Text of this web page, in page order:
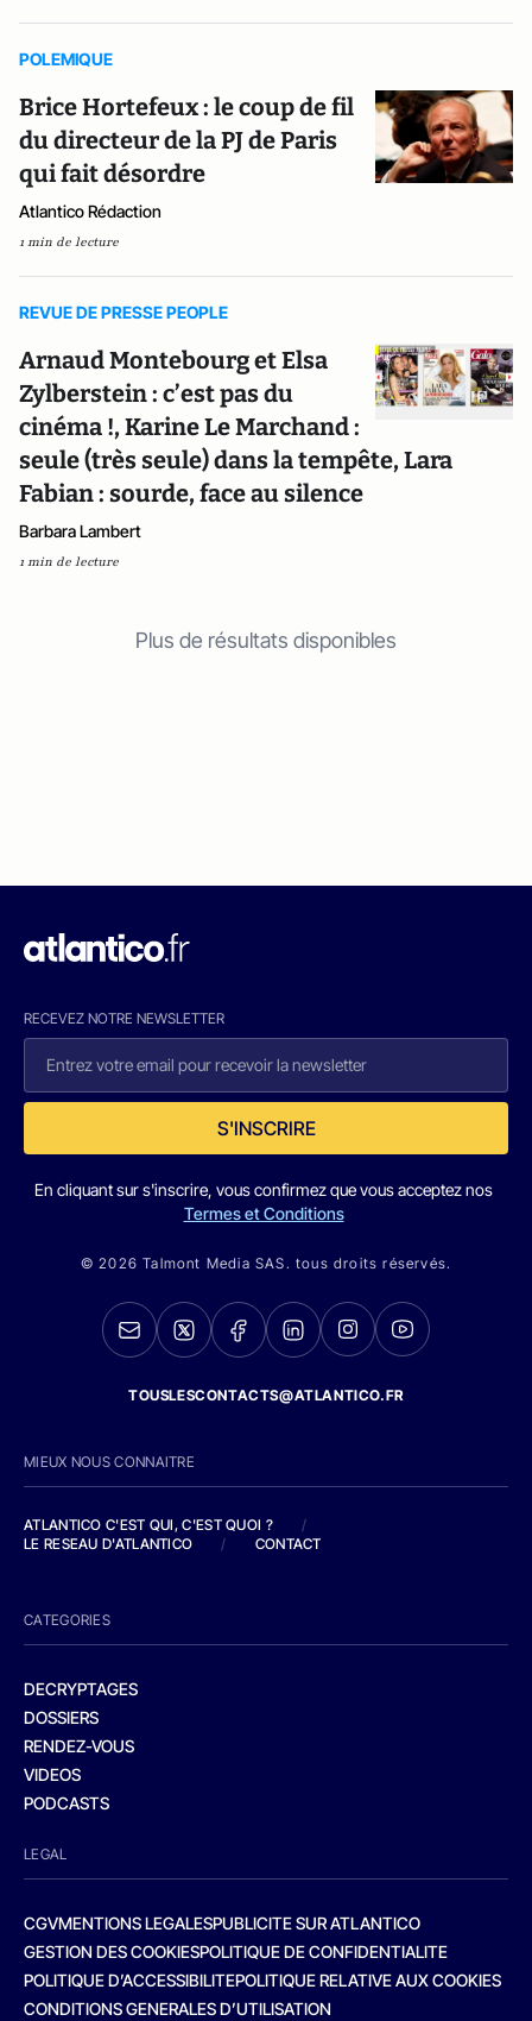
POLEMIQUE
Brice Hortefeux : le coup de fil
du directeur de la PJ de Paris
qui fait désordre
Atlantico Rédaction
1 min de lecture
REVUE DE PRESSE PEOPLE
Arnaud Montebourg et Elsa
Zylberstein : c’est pas du
cinéma !, Karine Le Marchand :
seule (très seule) dans la tempête, Lara
Fabian : sourde, face au silence
Barbara Lambert
1 min de lecture
Plus de résultats disponibles
RECEVEZ NOTRE NEWSLETTER
S'INSCRIRE
En cliquant sur s'inscrire, vous confirmez que vous acceptez nos
Termes et Conditions
© 2026 Talmont Media SAS. tous droits réservés.
TOUSLESCONTACTS@ATLANTICO.FR
MIEUX NOUS CONNAITRE
ATLANTICO C'EST QUI, C'EST QUOI ?
/
LE RESEAU D'ATLANTICO
/ CONTACT
CATEGORIES
DECRYPTAGES
DOSSIERS
RENDEZ-VOUS
VIDEOS
PODCASTS
LEGAL
CGVMENTIONS LEGALESPUBLICITE SUR ATLANTICO
GESTION DES COOKIESPOLITIQUE DE CONFIDENTIALITE
POLITIQUE D’ACCESSIBILITEPOLITIQUE RELATIVE AUX COOKIES
CONDITIONS GENERALES D’UTILISATION